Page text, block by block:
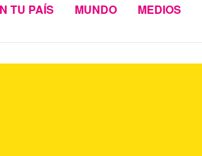
TU PAÍS MUNDO MEDIOS